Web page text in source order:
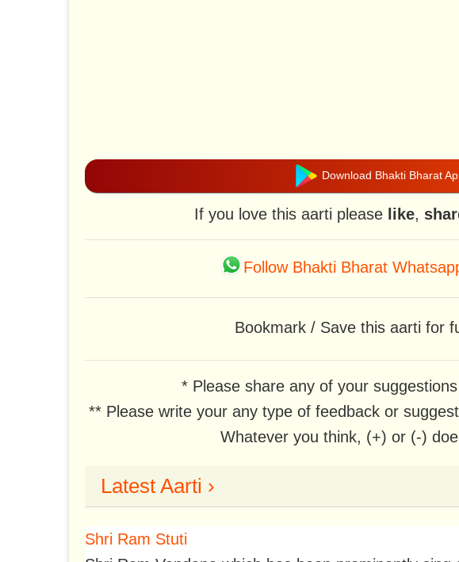
Download Bhakti Bharat
If you love this aarti please like,
Follow Bhakti Bharat
Bookmark / Save this aarti for
* Please share any of your
** Please write your any type of feedback or
Whatever you think, (+) or (-)
Latest Aarti ›
Shri Ram Stuti